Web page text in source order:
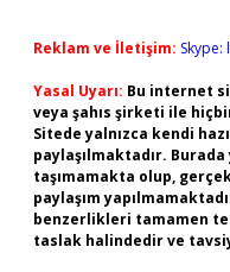
Reklam ve İletişim: Skype:
Yasal Uyarı: Bu internet
veya şahıs şirketi ile
Sitede yalnızca kendi
paylaşılmaktadır.
taşımamakta olup,
paylaşım
benzerlikleri tamamen
taslak halindedir ve